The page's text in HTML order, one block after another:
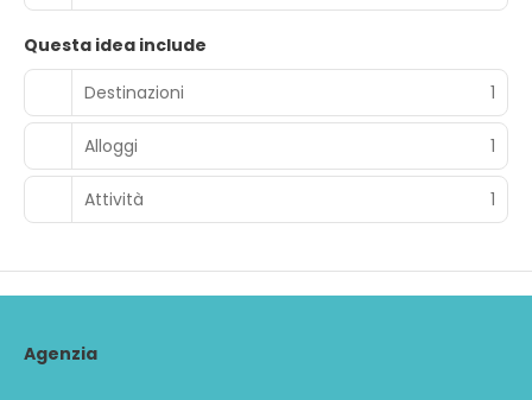
Questa idea include
Destinazioni
1
Alloggi 1
Attività 1
Agenzia